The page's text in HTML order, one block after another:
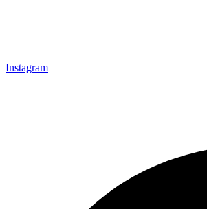
Instagram